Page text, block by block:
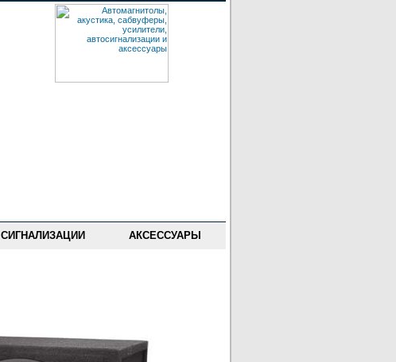
СИГНАЛИЗАЦИИ АКСЕССУАРЫ